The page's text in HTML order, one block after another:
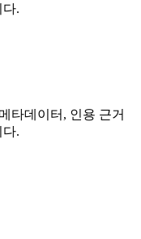
다.
타데이터, 인용 근거
다.